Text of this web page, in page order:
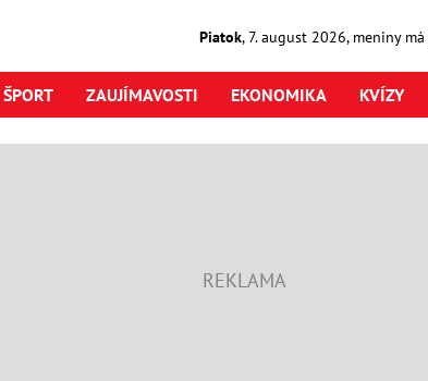
Piatok,7. august2026, meniny má
ŠPORT ZAUJÍMAVOSTI EKONOMIKA KVÍZY